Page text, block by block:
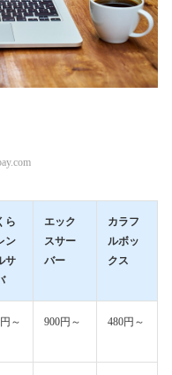
ら
ン
サ
エック
スサー
バー
カラフ
ルボッ
クス
～ 900円～ 480円～